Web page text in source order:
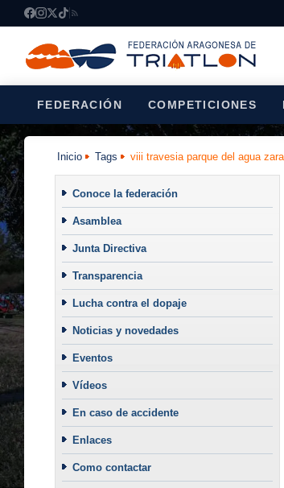
FEDERACIÓN COMPETICIONES
Inicio Tags
viii travesia parque del agua
Conoce la federación
Asamblea
Junta Directiva
Transparencia
Lucha contra el dopaje
Noticias y novedades
Eventos
Vídeos
En caso de accidente
Enlaces
Como contactar